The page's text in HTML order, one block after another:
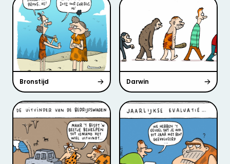
Bronstijd Darwin